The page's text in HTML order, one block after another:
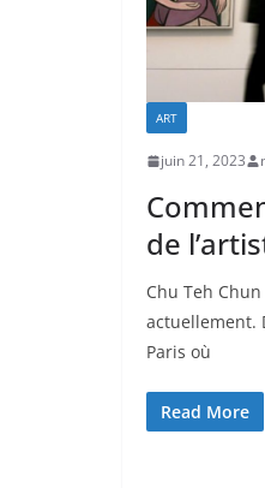
ART
juin 21, 2023
de
Chu Teh
actuellement.
Paris où
Read More